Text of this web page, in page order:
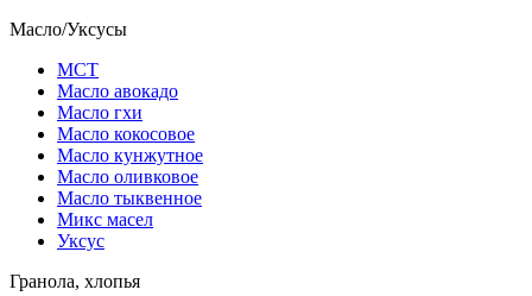
Масло/Уксусы
МСТ
Масло авокадо
Масло гхи
Масло кокосовое
Масло кунжутное
Масло оливковое
Масло тыквенное
Микс масел
Уксус
Гранола, хлопья